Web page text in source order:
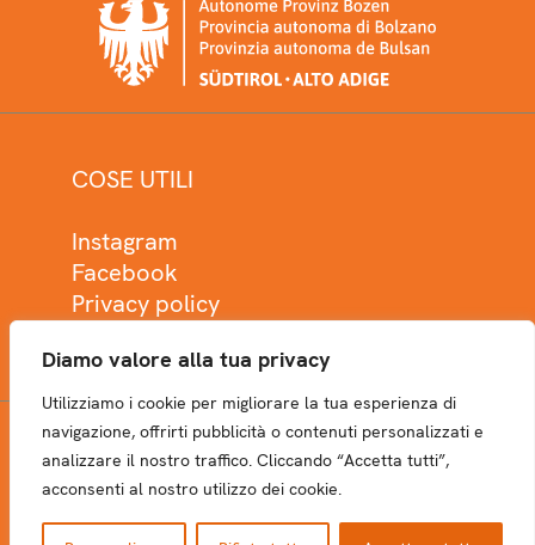
Diamo valore alla tua privacy
Utilizziamo i cookie per migliorare la tua esperienza di
navigazione, offrirti pubblicità o contenuti personalizzati e
analizzare il nostro traffico. Cliccando “Accetta tutti”,
acconsenti al nostro utilizzo dei cookie.
COSE UTILI
Instagram
Facebook
Privacy policy
NEWSLETTER